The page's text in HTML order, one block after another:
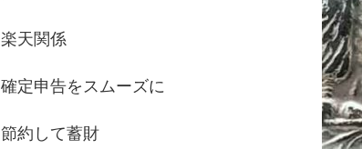
楽天関係
確定申告をスムーズに
節約して蓄財